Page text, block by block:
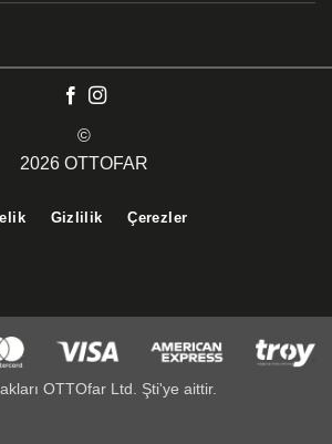
©
2026 OTTOFAR
Gizlilik Çerezler
OTTOfar Ltd. Şti'ye aittir.